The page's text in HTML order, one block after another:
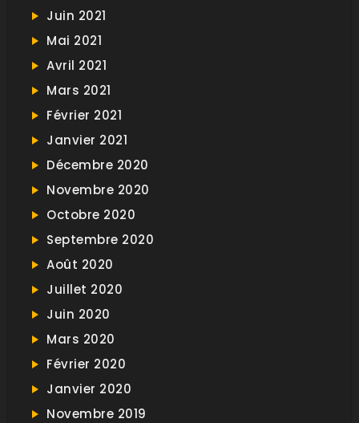
Juin 2021
Mai 2021
Avril 2021
Mars 2021
Février 2021
Janvier 2021
Décembre 2020
Novembre 2020
Octobre 2020
Septembre 2020
Août 2020
Juillet 2020
Juin 2020
Mars 2020
Février 2020
Janvier 2020
Novembre 2019